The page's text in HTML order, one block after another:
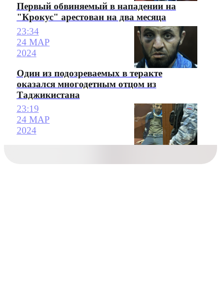
Первый обвиняемый в нападении на
"Крокус" арестован на два месяца
23:34
24 МАР
2024
Один из подозреваемых в теракте
оказался многодетным отцом из
Таджикистана
23:19
24 МАР
2024